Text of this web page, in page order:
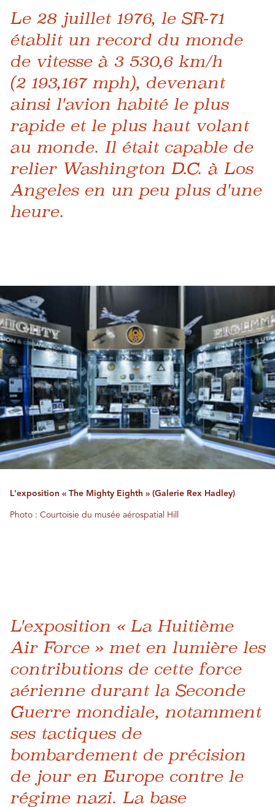
Le 28 juillet 1976, le SR-71
établit un record du monde
de vitesse à 3 530,6 km/h
(2 193,167 mph), devenant
ainsi l'avion habité le plus
rapide et le plus haut volant
au monde. Il était capable de
relier Washington D.C. à Los
Angeles en un peu plus d'une
heure.
L'exposition « The Mighty Eighth » (Galerie Rex Hadley)
Photo : Courtoisie du musée aérospatial Hill
L'exposition « La Huitième
Air Force » met en lumière les
contributions de cette force
aérienne durant la Seconde
Guerre mondiale, notamment
ses tactiques de
bombardement de précision
de jour en Europe contre le
régime nazi. La base